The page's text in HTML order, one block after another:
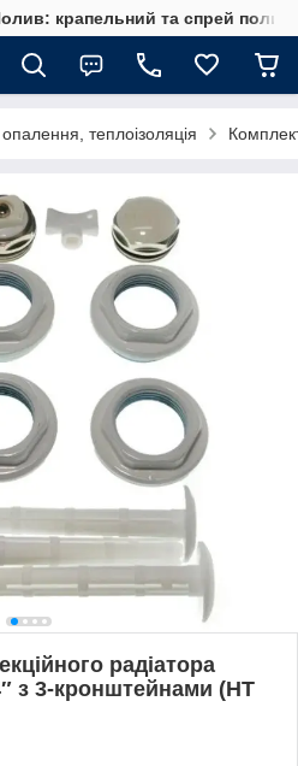
крапельний та спрей полив,
опалення, теплоізоляція
радіатора
з 3-кронштейнами (HT